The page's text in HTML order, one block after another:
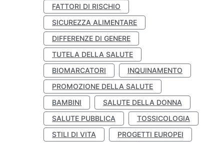
FATTORI DI RISCHIO
SICUREZZA ALIMENTARE
DIFFERENZE DI GENERE
TUTELA DELLA SALUTE
BIOMARCATORI
INQUINAMENTO
PROMOZIONE DELLA SALUTE
BAMBINI
SALUTE DELLA DONNA
SALUTE PUBBLICA
TOSSICOLOGIA
STILI DI VITA
PROGETTI EUROPEI